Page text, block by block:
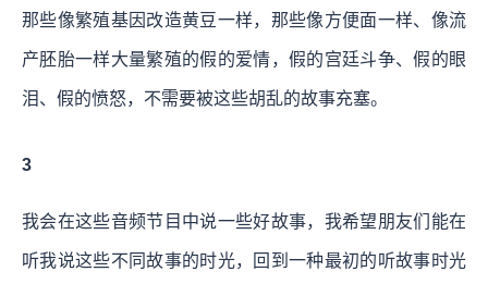
那些像繁殖基因改造黄豆一样，那些像方便面一样、像流
产胚胎一样大量繁殖的假的爱情，假的宫廷斗争、假的眼
泪、假的愤怒，不需要被这些胡乱的故事充塞。
3
我会在这些音频节目中说一些好故事，我希望朋友们能在
听我说这些不同故事的时光，回到一种最初的听故事时光